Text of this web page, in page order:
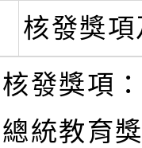
核發獎
核發獎項
總統教育